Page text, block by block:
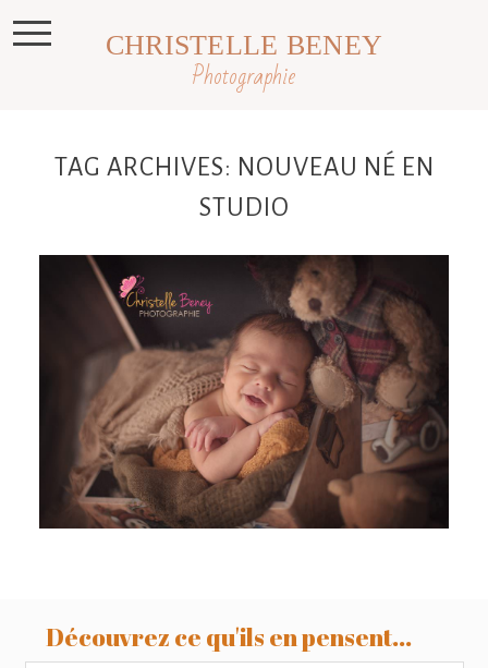
Photographie
CHRISTELLE BENEY
TAG ARCHIVES: NOUVEAU NÉ EN
STUDIO
Gustave, 5 jours, séance nourrisson en
studio Castres, Revel, Toulouse
Découvrez ce qu'ils en pensent...